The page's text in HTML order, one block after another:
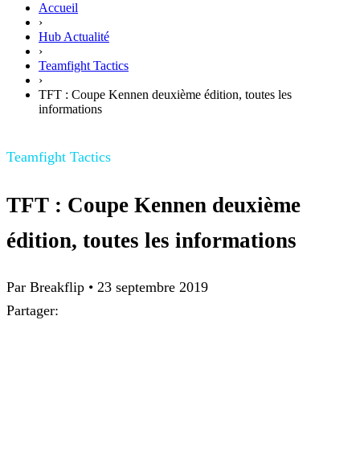
Accueil
›
Hub Actualité
›
Teamfight Tactics
›
TFT : Coupe Kennen deuxième édition, toutes les
informations
Teamfight Tactics
TFT : Coupe Kennen deuxième
édition, toutes les informations
Par Breakflip • 23 septembre 2019
Partager: